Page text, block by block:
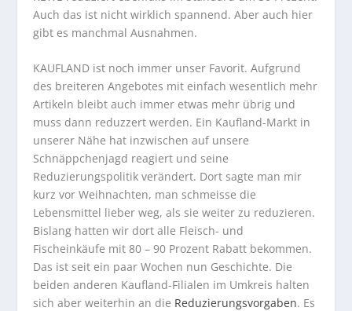
Auch das ist nicht wirklich spannend. Aber auch hier
gibt es manchmal Ausnahmen.
KAUFLAND ist noch immer unser Favorit. Aufgrund
des breiteren Angebotes mit einfach wesentlich mehr
Artikeln bleibt auch immer etwas mehr übrig und
muss dann reduzzert werden. Ein Kaufland-Markt in
unserer Nähe hat inzwischen auf unsere
Schnäppchenjagd reagiert und seine
Reduzierungspolitik verändert. Dort sagte man mir
kurz vor Weihnachten, man schmeisse die
Lebensmittel lieber weg, als sie weiter zu reduzieren.
Bislang hatten wir dort alle Fleisch- und
Fischeinkäufe mit 80 – 90 Prozent Rabatt bekommen.
Das ist seit ein paar Wochen nun Geschichte. Die
beiden anderen Kaufland-Filialen im Umkreis halten
sich aber weiterhin an die Reduzierungsvorgaben. Es